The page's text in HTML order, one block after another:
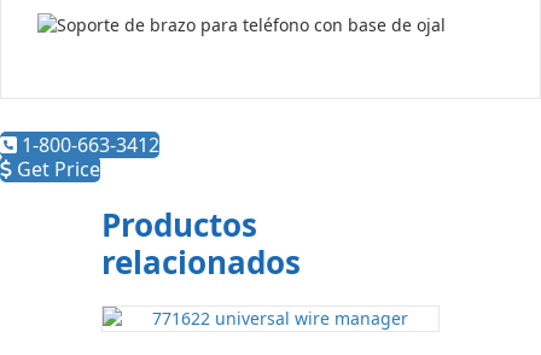
1-800-663-3412
Get Price
Productos
relacionados